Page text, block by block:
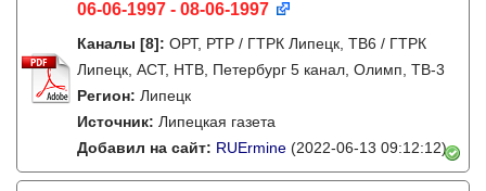
06-06-1997 - 08-06-1997
Каналы [8]: ОРТ, РТР / ГТРК Липецк, ТВ6 / ГТРК
Липецк, АСТ, НТВ, Петербург 5 канал, Олимп, ТВ-3
Регион: Липецк
Источник: Липецкая газета
Добавил на сайт: RUErmine (2022-06-13 09:12:12)